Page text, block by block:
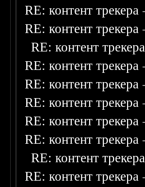
RE: контент трекера
RE: контент трекера
RE: контент трекера
RE: контент трекера
RE: контент трекера
RE: контент трекера
RE: контент трекера
RE: контент трекера
RE: контент трекера
RE: контент трекера